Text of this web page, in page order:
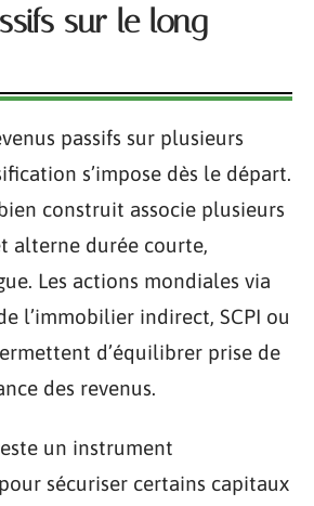
sur le long
passifs sur plusieurs
s’impose dès le départ.
construit associe plusieurs
alterne durée courte,
Les actions mondiales via
l’immobilier indirect, SCPI ou
d’équilibrer prise de
des revenus.
un instrument
sécuriser certains capitaux